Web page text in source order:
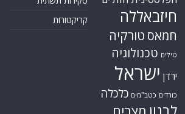
חיזבאללה
חמאס טורקיה
טילים טכנולוגיה
ירדן ישראל
כורדים כטב"מים כלכלה
קריקטורות